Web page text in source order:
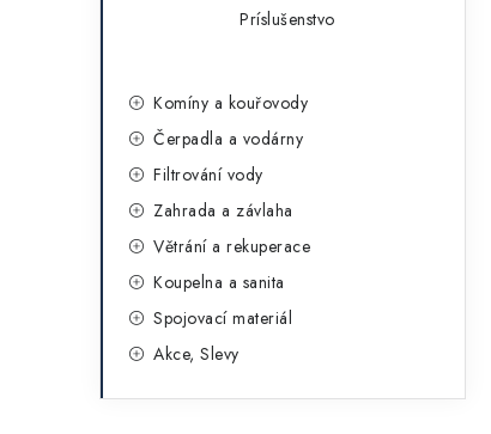
Príslušenstvo
Komíny a kouřovody
Čerpadla a vodárny
Filtrování vody
Zahrada a závlaha
Větrání a rekuperace
Koupelna a sanita
Spojovací materiál
Akce, Slevy